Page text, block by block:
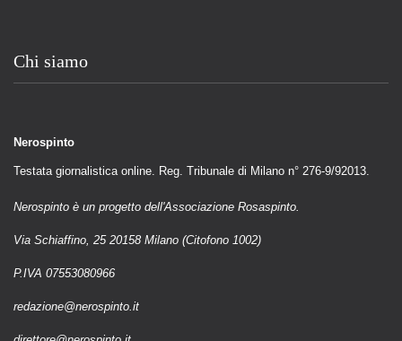
Chi siamo
Nerospinto
Testata giornalistica online. Reg. Tribunale di Milano n° 276-9/92013.
Nerospinto è un progetto dell'Associazione Rosaspinto.
Via Schiaffino, 25 20158 Milano (Citofono 1002)
P.IVA 07553080966
redazione@nerospinto.it